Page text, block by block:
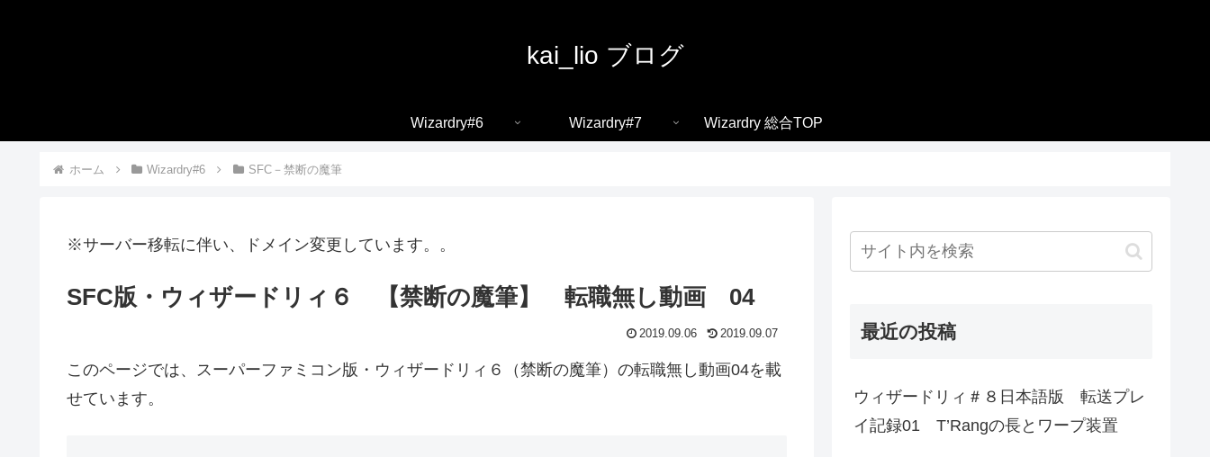
kai_lio ブログ
Wizardry#6 Wizardry#7 Wizardry 総合TOP
ホーム Wizardry#6 SFC－禁断の魔筆
※サーバー移転に伴い、ドメイン変更しています。。
SFC版・ウィザードリィ６ 【禁断の魔筆】 転職無し動画 04
2019.09.06 2019.09.07
このページでは、スーパーファミコン版・ウィザードリィ６（禁断の魔筆）の転職無し動画04を載
せています。
最近の投稿
ウィザードリィ＃８日本語版 転送プレ
イ記録01 T’Rangの長とワープ装置